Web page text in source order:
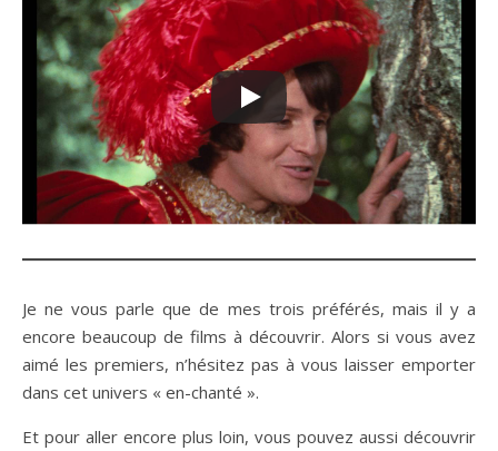
Je ne vous parle que de mes trois préférés, mais il y a
encore beaucoup de films à découvrir. Alors si vous avez
aimé les premiers, n’hésitez pas à vous laisser emporter
dans cet univers « en-chanté ».
Et pour aller encore plus loin, vous pouvez aussi découvrir